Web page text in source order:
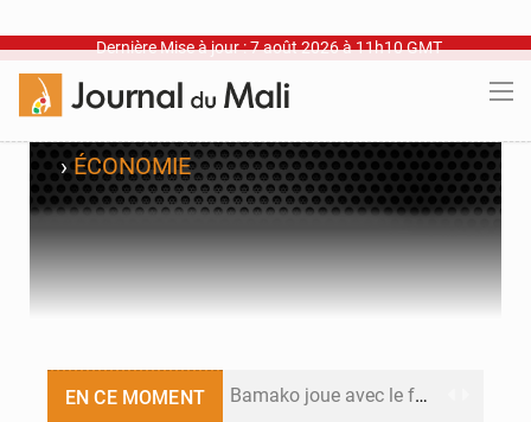
Dernière Mise à jour : 7 août 2026 à 11h10 GMT
›ÉCONOMIE
EN CE MOMENT Bamako joue avec le feu